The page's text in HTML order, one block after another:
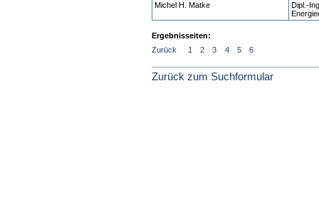
Michel H. Matke
Dipl.-
Ergebnisseiten:
Zurück
1 2 3 4 5 6
Zurück zum Suchformular